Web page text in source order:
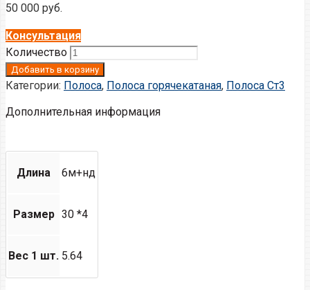
50 000 руб.
Консультация
Количество
Добавить в корзину
Категории: Полоса, Полоса горячекатаная, Полоса Ст3
Дополнительная информация
Длина 6м+нд
Размер 30 *4
Вес 1 шт. 5.64